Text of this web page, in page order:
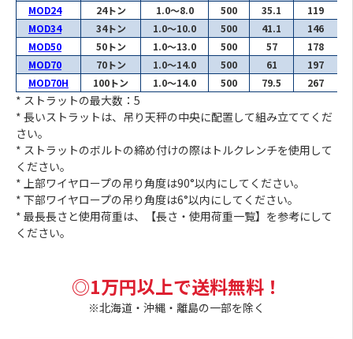
MOD24
24トン 1.0～8.0 500 35.1 119
MOD34
34トン 1.0～10.0 500 41.1 146
MOD50
50トン 1.0～13.0 500 57 178
MOD70
70トン 1.0～14.0 500 61 197
MOD70H
100トン 1.0～14.0 500 79.5 267
* ストラットの最大数：5
* 長いストラットは、吊り天秤の中央に配置して組み立ててくだ
さい。
* ストラットのボルトの締め付けの際はトルクレンチを使用して
ください。
* 上部ワイヤロープの吊り角度は90°以内にしてください。
* 下部ワイヤロープの吊り角度は6°以内にしてください。
* 最長長さと使用荷重は、【長さ・使用荷重一覧】を参考にして
ください。
◎1万円以上で送料無料！
※北海道・沖縄・離島の一部を除く